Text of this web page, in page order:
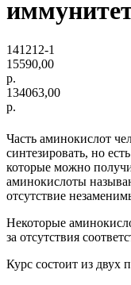
141212-1
15590,00
р.
134063,00
р.
Часть аминокислот
синтезировать, но
которые можно
аминокислоты
отсутствие
Некоторые
за отсутствия
Курс состоит из двух